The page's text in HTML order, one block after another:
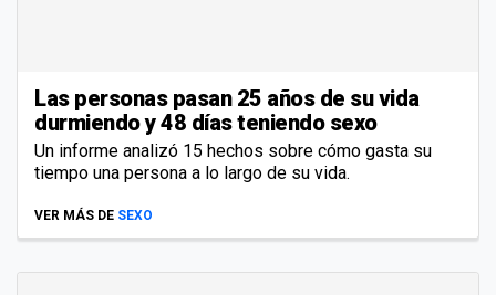
Las personas pasan 25 años de su vida
durmiendo y 48 días teniendo sexo
Un informe analizó 15 hechos sobre cómo gasta su
tiempo una persona a lo largo de su vida.
VER MÁS DE SEXO